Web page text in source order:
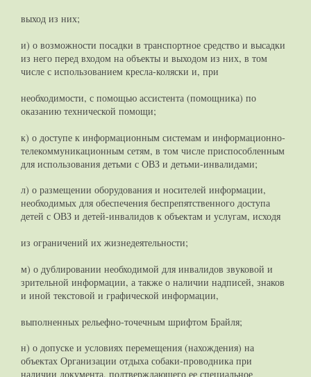
выход из них;
и) о возможности посадки в транспортное средство и высадки
из него перед входом на объекты и выходом из них, в том
числе с использованием кресла-коляски и, при
необходимости, с помощью ассистента (помощника) по
оказанию технической помощи;
к) о доступе к информационным системам и информационно-
телекоммуникационным сетям, в том числе приспособленным
для использования детьми с ОВЗ и детьми-инвалидами;
л) о размещении оборудования и носителей информации,
необходимых для обеспечения беспрепятственного доступа
детей с ОВЗ и детей-инвалидов к объектам и услугам, исходя
из ограничений их жизнедеятельности;
м) о дублировании необходимой для инвалидов звуковой и
зрительной информации, а также о наличии надписей, знаков
и иной текстовой и графической информации,
выполненных рельефно-точечным шрифтом Брайля;
н) о допуске и условиях перемещения (нахождения) на
объектах Организации отдыха собаки-проводника при
наличии документа, подтверждающего ее специальное